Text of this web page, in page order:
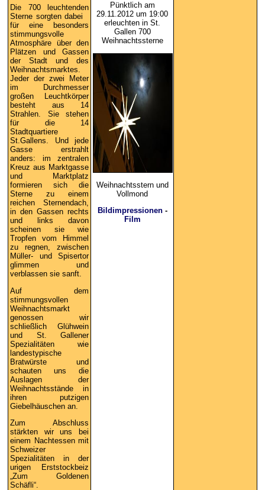
Die 700 leuchtenden
Sterne sorgten dabei
für eine besonders
stimmungsvolle
Atmosphäre über den
Plätzen und Gassen
der Stadt und des
Weihnachtsmarktes.
Jeder der zwei Meter
im Durchmesser
großen Leuchtkörper
besteht aus 14
Strahlen. Sie stehen
für die 14
Stadtquartiere
St.Gallens. Und jede
Gasse erstrahlt
anders: im zentralen
Kreuz aus Marktgasse
und Marktplatz
formieren sich die
Sterne zu einem
reichen Sternendach,
in den Gassen rechts
und links davon
scheinen sie wie
Tropfen vom Himmel
zu regnen, zwischen
Müller- und Spisertor
glimmen und
verblassen sie sanft.
Auf dem
stimmungsvollen
Weihnachtsmarkt
genossen wir
schließlich Glühwein
und St. Gallener
Spezialitäten wie
landestypische
Bratwürste und
schauten uns die
Auslagen der
Weihnachtsstände in
ihren putzigen
Giebelhäuschen an.
Zum Abschluss
stärkten wir uns bei
einem Nachtessen mit
Schweizer
Spezialitäten in der
urigen Erststockbeiz
„Zum Goldenen
Schäfli“.
Pünktlich am
29.11.2012 um 19:00
erleuchten in St.
Gallen 700
Weihnachtssterne
Weihnachtsstern und
Vollmond
Bildimpressionen-
Film